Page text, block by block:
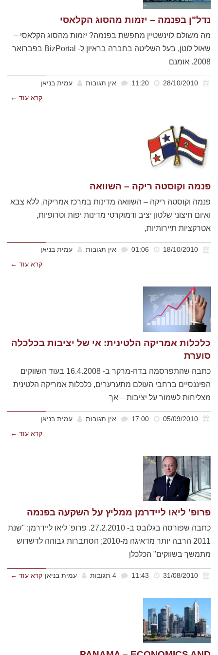
נדל"ן בפנמה – יזמות מהסוג הקלאסי
מה משולם לוינשטיין מחפשת בפנמה? יזמות מהסוג הקלאסי –
שאול לוטן, בעל השליטה בחברה בראיון ל- BizPortal בפברואר
2008. אומנם
אין תגובות
עמית בניאן
קרא עוד ←
פנמה וקוסטה ריקה – השוואה
פנמה וקוסטה ריקה – השוואה מדינות במרכז אמריקה, ללא צבא
ואיום חיצוני שלטון יציב ודמוקרטי מדינות יפות וטרופיות,
אטרקציות תיירותיות,
אין תגובות
עמית בניאן
קרא עוד ←
כלכלות אמריקה הלטינית: אי של יציבות בכלכלה
סוערת
כתבה שהתפרסמה בדה-מרקר ב- 16.4.2008 בעוד השווקים
הפיננסיים ברחבי העולם מתערערים, כלכלות אמריקה הלטינית
מצליחות לשמור על יציבות – אך
אין תגובות
עמית בניאן
קרא עוד ←
פרופ' ליאו ליידרמן ממליץ על השקעה בפנמה
כתבה שפורסה בגלובס ב- 27.2.2010. פרופ' ליאו ליידרמן: "שנת
2011 הרבה יותר מדאיגה מ-2010; הסתברות גבוהה לדשדוש
מתמשך בשווקים" הכלכלן
4 תגובות עמית בניאן קרא עוד ←